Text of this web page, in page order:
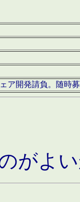
ア開発請負。随時
がよ